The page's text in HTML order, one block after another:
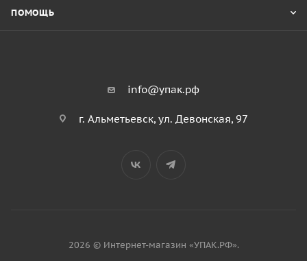
ПОМОЩЬ
info@упак.рф
г. Альметьевск, ул. Девонская, 97
2026 © Интернет-магазин «УПАК.РФ».